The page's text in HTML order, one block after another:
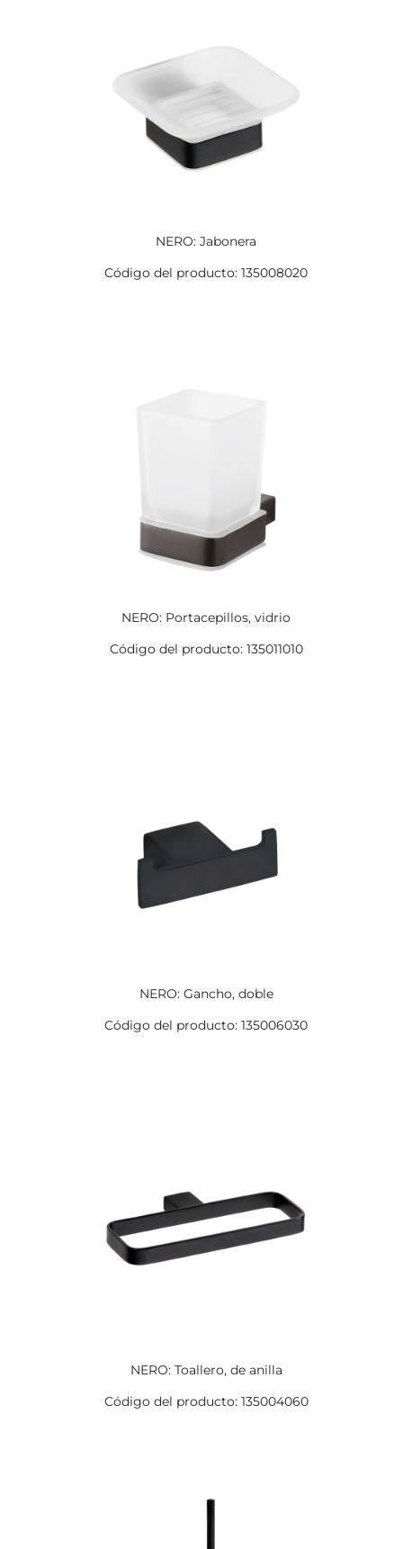
NERO: Jabonera
Código del producto: 135008020
NERO: Portacepillos, vidrio
Código del producto: 135011010
NERO: Gancho, doble
Código del producto: 135006030
NERO: Toallero, de anilla
Código del producto: 135004060